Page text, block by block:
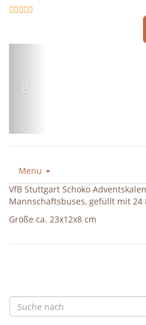
Menu
VfB Stuttgart Schoko
Mannschaftsbuses, gefüllt mit 24
Größe ca. 23x12x8 cm